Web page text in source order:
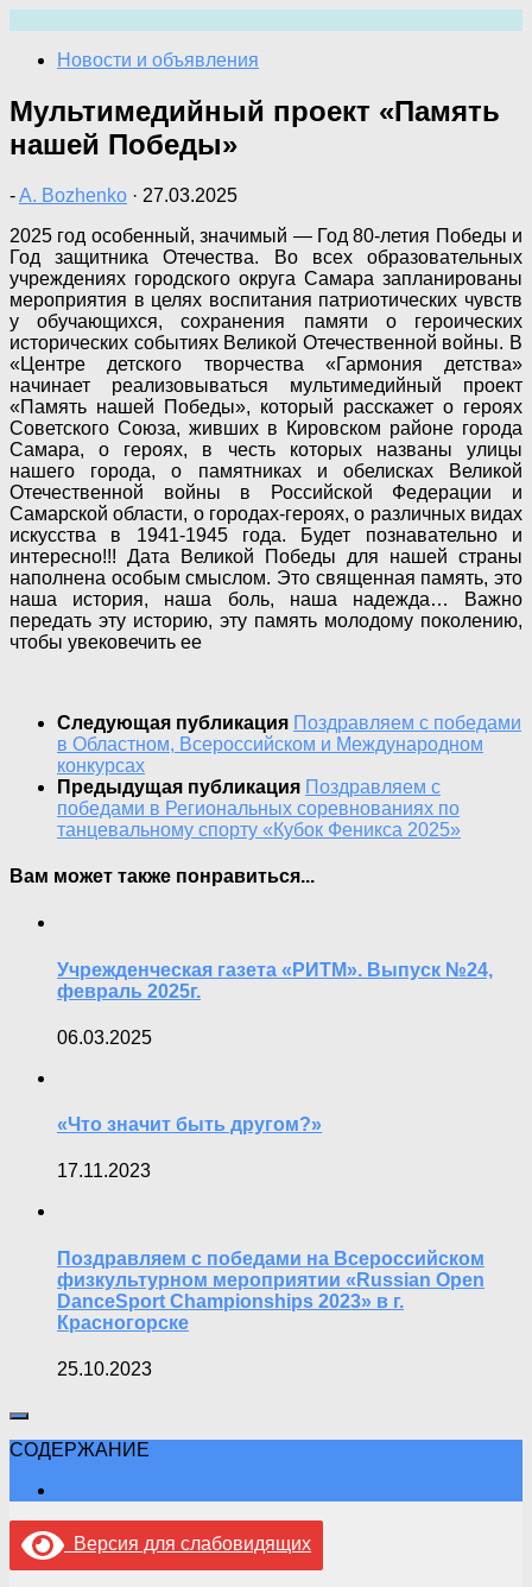
содержимому
Новости и объявления
Мультимедийный проект «Память
нашей Победы»
-A. Bozhenko · 27.03.2025
2025 год особенный, значимый — Год 80-летия Победы и
Год защитника Отечества. Во всех образовательных
учреждениях городского округа Самара запланированы
мероприятия в целях воспитания патриотических чувств
у обучающихся, сохранения памяти о героических
исторических событиях Великой Отечественной войны. В
«Центре детского творчества «Гармония детства»
начинает реализовываться мультимедийный проект
«Память нашей Победы», который расскажет о героях
Советского Союза, живших в Кировском районе города
Самара, о героях, в честь которых названы улицы
нашего города, о памятниках и обелисках Великой
Отечественной войны в Российской Федерации и
Самарской области, о городах-героях, о различных видах
искусства в 1941-1945 года. Будет познавательно и
интересно!!! Дата Великой Победы для нашей страны
наполнена особым смыслом. Это священная память, это
наша история, наша боль, наша надежда… Важно
передать эту историю, эту память молодому поколению,
чтобы увековечить ее
Следующая публикация Поздравляем с победами
в Областном, Всероссийском и Международном
конкурсах
Предыдущая публикация Поздравляем с
победами в Региональных соревнованиях по
танцевальному спорту «Кубок Феникса 2025»
Вам может также понравиться...
Учрежденческая газета «РИТМ». Выпуск №24,
февраль 2025г.
06.03.2025
«Что значит быть другом?»
17.11.2023
Поздравляем с победами на Всероссийском
физкультурном мероприятии «Russian Open
DanceSport Championships 2023» в г.
Красногорске
25.10.2023
СОДЕРЖАНИЕ
Версия для слабовидящих